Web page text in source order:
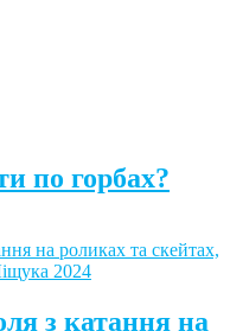
по горбах?
з катання на